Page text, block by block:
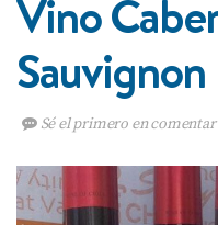
Vino
Sauvignon
Sé el primero en comentar